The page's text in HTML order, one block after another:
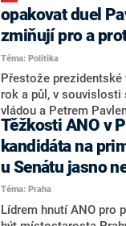
rozhovoru pro CNN
ohledně politického
Tejce (za ANO) či
práva Taťány Malé
adresu vlády prý byla
vrátila k volební
hnutí Naše Česko
opakovat duel
zmiňují pro a
Téma: Politika
Přestože
rok a půl, v
vládou a Petrem
tom, koho by do bitvy
koalice. Někteří
jméno premiéra
pravděpodobné, že se
bude znovu opakovat
Těžkosti ANO v
kandidáta na
u Senátu jasno
Téma: Praha
Lídrem hnutí ANO pro